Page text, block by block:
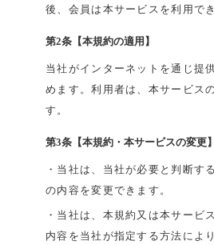
後、会員は本サービスを利用で
第2条【本規約の適用】
当社がインターネットを通じ提
めます。利用者は、本サービス
す。
第3条【本規約・本サービスの変更】
・当社は、当社が必要と判断す
の内容を変更できます。
・当社は、本規約又は本サービ
内容を当社が指定する方法によ